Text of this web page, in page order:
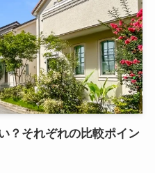
？それぞれの比較ポイン